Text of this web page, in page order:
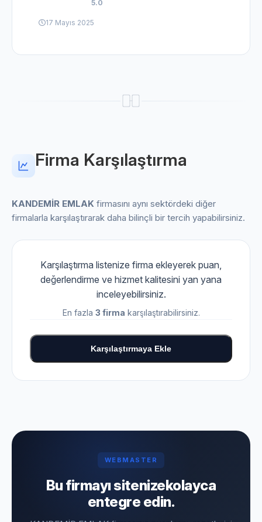
5.0
17 Mayıs 2025
Firma Karşılaştırma
KANDEMİR EMLAK firmasını aynı sektördeki diğer
firmalarla karşılaştırarak daha bilinçli bir tercih yapabilirsiniz.
Karşılaştırma listenize firma ekleyerek puan,
değerlendirme ve hizmet kalitesini yan yana
inceleyebilirsiniz.
En fazla 3 firma karşılaştırabilirsiniz.
Karşılaştırmaya Ekle
WEBMASTER
Bu firmayı sitenizekolayca
entegre edin.